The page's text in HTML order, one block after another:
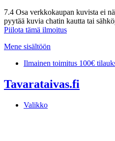
7.4 Osa verkkokaupan kuvista ei
pyytää kuvia chatin kautta tai
Piilota tämä ilmoitus
Mene sisältöön
Ilmainen toimitus 100€
Tavarataivas.fi
Valikko